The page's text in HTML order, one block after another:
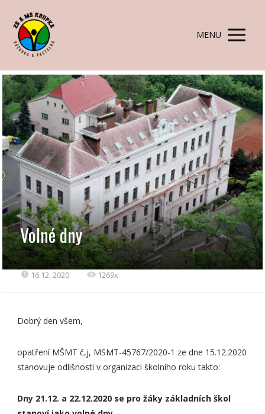
MENU
Volné dny
16.12. 2020 1269x
Dobrý den všem,
opatření MŠMT č,j, MSMT-45767/2020-1 ze dne 15.12.2020
​stanovuje odlišnosti v organizaci školního roku takto:
Dny 21.12. a 22.12.2020 se pro žáky základních škol